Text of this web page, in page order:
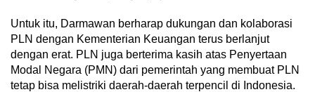
Untuk itu, Darmawan berharap dukungan dan kolaborasi
PLN dengan Kementerian Keuangan terus berlanjut
dengan erat. PLN juga berterima kasih atas Penyertaan
Modal Negara (PMN) dari pemerintah yang membuat PLN
tetap bisa melistriki daerah-daerah terpencil di Indonesia.